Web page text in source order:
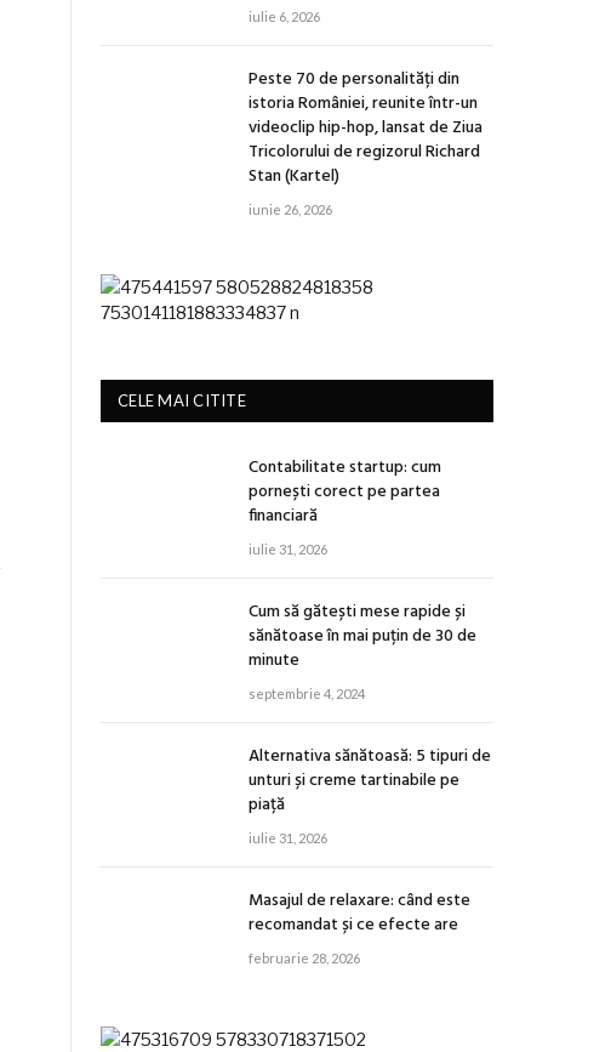
iulie 6, 2026
Peste 70 de personalități din
istoria României, reunite într-un
videoclip hip-hop, lansat de Ziua
Tricolorului de regizorul Richard
Stan (Kartel)
iunie 26, 2026
CELE MAI CITITE
Contabilitate startup: cum
pornești corect pe partea
financiară
iulie 31, 2026
Cum să gătești mese rapide și
sănătoase în mai puțin de 30 de
minute
septembrie 4, 2024
Alternativa sănătoasă: 5 tipuri de
unturi și creme tartinabile pe
piață
iulie 31, 2026
Masajul de relaxare: când este
recomandat și ce efecte are
februarie 28, 2026